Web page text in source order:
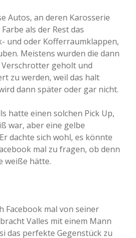
Nur mal so
Sinnwahn
Visuelles
2011
2012
2013
2015
2016
2019
Autos, an deren Karosserie
als der Rest das
und oder Kofferraumklappen,
Meistens wurden die dann
geholt und
zu werden, weil das halt
dann später oder gar nicht.
hatte einen solchen Pick Up,
war, aber eine gelbe
dachte sich wohl, es könnte
mal zu fragen, ob denn
weiße hätte.
Facebook mal von seiner
Valles mit einem Mann
das perfekte Gegenstück zu